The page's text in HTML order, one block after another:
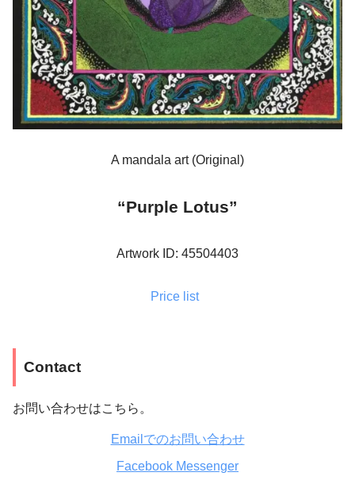
A mandala art (Original)
“Purple Lotus”
Artwork ID: 45504403
Price list
Contact
お問い合わせはこちら。
Emailでのお問い合わせ
Facebook Messenger